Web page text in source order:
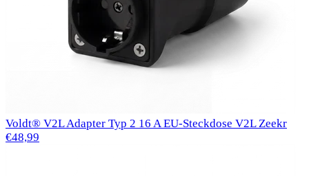
Voldt® V2L Adapter Typ 2 16 A EU-Steckdose V2L Zeekr
€48,99